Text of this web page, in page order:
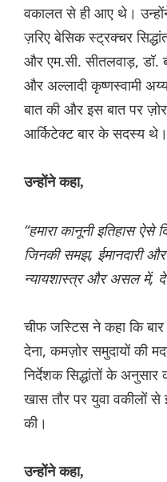
वकालत से ही आए थे।
ज़रिए बेसिक स्ट्रक्चर
और एम.सी. सीतलवाड़,
और अल्लादी कृष्णस्वामी
बात की और इस बात पर
आर्किटेक्ट बार के सदस्य थे।
उन्होंने कहा,
“हमारा कानूनी इतिहास ऐसे
जिनकी समझ, ईमानदारी
न्यायशास्त्र और असल में,
चीफ जस्टिस ने कहा कि
देना, कमज़ोर समुदायों की
निर्देशक सिद्धांतों के
खास तौर पर युवा वकीलों
की।
उन्होंने कहा,